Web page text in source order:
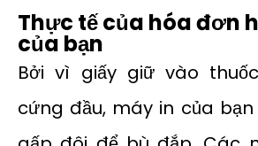
Thực tế của hóa đơn
của bạn
Bởi vì giấy giữ vào
cứng đầu, máy in của